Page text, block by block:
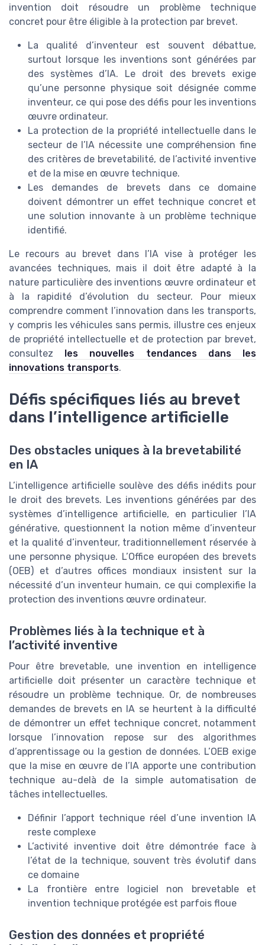
invention doit résoudre un problème technique
concret pour être éligible à la protection par brevet.
La qualité d’inventeur est souvent débattue,
surtout lorsque les inventions sont générées par
des systèmes d’IA. Le droit des brevets exige
qu’une personne physique soit désignée comme
inventeur, ce qui pose des défis pour les inventions
œuvre ordinateur.
La protection de la propriété intellectuelle dans le
secteur de l’IA nécessite une compréhension fine
des critères de brevetabilité, de l’activité inventive
et de la mise en œuvre technique.
Les demandes de brevets dans ce domaine
doivent démontrer un effet technique concret et
une solution innovante à un problème technique
identifié.
Le recours au brevet dans l’IA vise à protéger les
avancées techniques, mais il doit être adapté à la
nature particulière des inventions œuvre ordinateur et
à la rapidité d’évolution du secteur. Pour mieux
comprendre comment l’innovation dans les transports,
y compris les véhicules sans permis, illustre ces enjeux
de propriété intellectuelle et de protection par brevet,
consultez les nouvelles tendances dans les
innovations transports.
Défis spécifiques liés au brevet
dans l’intelligence artificielle
Des obstacles uniques à la brevetabilité
en IA
L’intelligence artificielle soulève des défis inédits pour
le droit des brevets. Les inventions générées par des
systèmes d’intelligence artificielle, en particulier l’IA
générative, questionnent la notion même d’inventeur
et la qualité d’inventeur, traditionnellement réservée à
une personne physique. L’Office européen des brevets
(OEB) et d’autres offices mondiaux insistent sur la
nécessité d’un inventeur humain, ce qui complexifie la
protection des inventions œuvre ordinateur.
Problèmes liés à la technique et à
l’activité inventive
Pour être brevetable, une invention en intelligence
artificielle doit présenter un caractère technique et
résoudre un problème technique. Or, de nombreuses
demandes de brevets en IA se heurtent à la difficulté
de démontrer un effet technique concret, notamment
lorsque l’innovation repose sur des algorithmes
d’apprentissage ou la gestion de données. L’OEB exige
que la mise en œuvre de l’IA apporte une contribution
technique au-delà de la simple automatisation de
tâches intellectuelles.
Définir l’apport technique réel d’une invention IA
reste complexe
L’activité inventive doit être démontrée face à
l’état de la technique, souvent très évolutif dans
ce domaine
La frontière entre logiciel non brevetable et
invention technique protégée est parfois floue
Gestion des données et propriété